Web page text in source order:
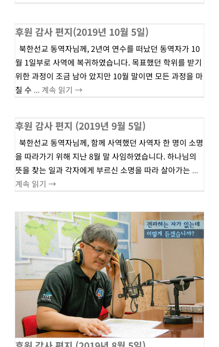
후원 감사 편지(2019년 10월 5일)
북한선교 동역자님께, 2년여 연수를 떠났던 동역자가 10
월 1일부로 사역에 복귀하였습니다. 목표했던 학위를 받기
위한 과정이 조금 남아 았지만 10월 말이면 모든 과정을 마
칠 수 ... 계속 읽기 →
후원 감사 편지 (2019년 9월 5일)
북한선교 동역자님께, 함께 사역했던 사역자 한 명이 소명
을 따라가기 위해 지난 8월 말 사임하였습니다. 하나님의
뜻을 찾는 일과 각자에게 부르신 소명을 따라 살아가는 ...
계속 읽기 →